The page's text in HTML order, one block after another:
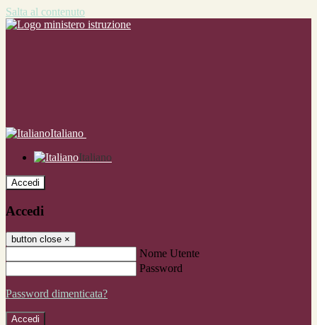
Salta al contenuto
Italiano
Italiano
Accedi
Accedi
button close ×
Nome Utente
Password
Password dimenticata?